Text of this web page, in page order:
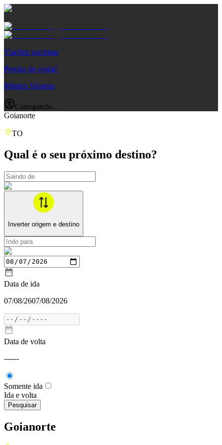
Viações parceiras
Precisa de ajuda?
Minhas Viagens
Carregando...
Goianorte
TO
Qual é o seu próximo destino?
Inverter origem e destino
Data de ida
07/08/2607/08/2026
Data de volta
------
Somente ida
Ida e volta
Pesquisar
Goianorte